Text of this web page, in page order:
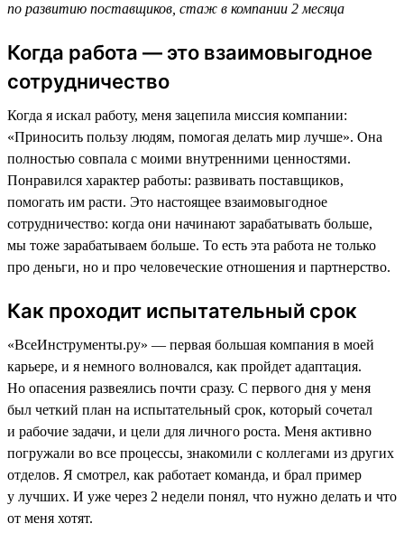
по развитию поставщиков, стаж в компании 2 месяца
Когда работа — это взаимовыгодное
сотрудничество
Когда я искал работу, меня зацепила миссия компании:
«Приносить пользу людям, помогая делать мир лучше». Она
полностью совпала с моими внутренними ценностями.
Понравился характер работы: развивать поставщиков,
помогать им расти. Это настоящее взаимовыгодное
сотрудничество: когда они начинают зарабатывать больше,
мы тоже зарабатываем больше. То есть эта работа не только
про деньги, но и про человеческие отношения и партнерство.
Как проходит испытательный срок
«ВсеИнструменты.ру» — первая большая компания в моей
карьере, и я немного волновался, как пройдет адаптация.
Но опасения развеялись почти сразу. С первого дня у меня
был четкий план на испытательный срок, который сочетал
и рабочие задачи, и цели для личного роста. Меня активно
погружали во все процессы, знакомили с коллегами из других
отделов. Я смотрел, как работает команда, и брал пример
у лучших. И уже через 2 недели понял, что нужно делать и что
от меня хотят.